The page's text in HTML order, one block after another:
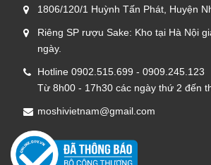
1806/120/1 Huỳnh Tấn Phát, Huyện
Riêng SP rượu Sake: Kho tại Hà Nội
ngày.
Hotline 0902.515.699 - 0909.245.123
Từ 8h00 - 17h30 các ngày thứ 2 đến
moshivietnam@gmail.com